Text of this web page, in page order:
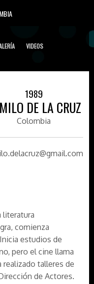
VIDEOS
1989
DE LA CRUZ
Colombia
literatura
comienza
estudios de
pero el cine llama
talleres de
de Actores.